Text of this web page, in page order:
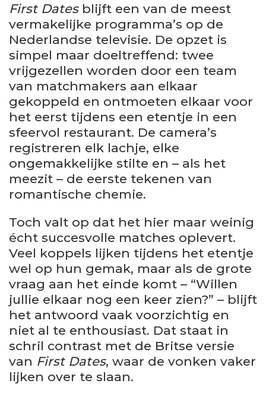
First Datesblijft een van de meest
vermakelijke programma’s op de
Nederlandse televisie. De opzet is
simpel maar doeltreffend: twee
vrijgezellen worden door een team
van matchmakers aan elkaar
gekoppeld en ontmoeten elkaar voor
het eerst tijdens een etentje in een
sfeervol restaurant. De camera’s
registreren elk lachje, elke
ongemakkelijke stilte en – als het
meezit – de eerste tekenen van
romantische chemie.
Toch valt op dat het hier maar weinig
écht succesvolle matches oplevert.
Veel koppels lijken tijdens het etentje
wel op hun gemak, maar als de grote
vraag aan het einde komt – “Willen
jullie elkaar nog een keer zien?” – blijft
het antwoord vaak voorzichtig en
niet al te enthousiast. Dat staat in
schril contrast met de Britse versie
van First Dates, waar de vonken vaker
lijken over te slaan.